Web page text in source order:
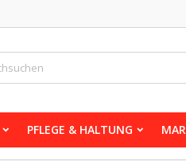
PFLEGE & HALTUNG